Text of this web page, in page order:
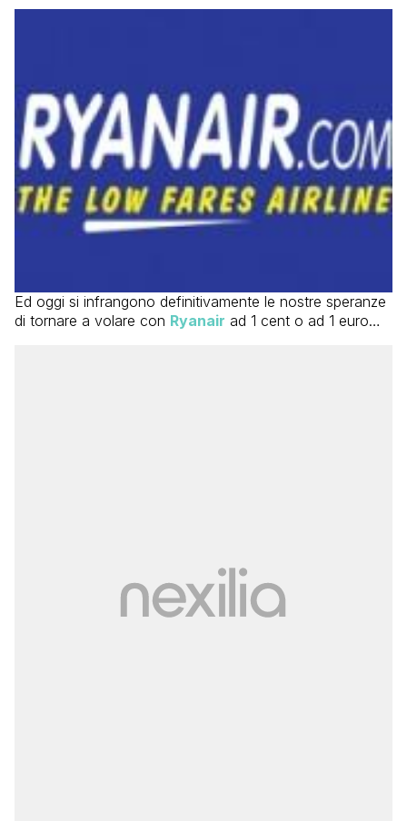
Ed oggi si infrangono definitivamente le nostre speranze
di tornare a volare con Ryanair ad 1 cent o ad 1 euro…